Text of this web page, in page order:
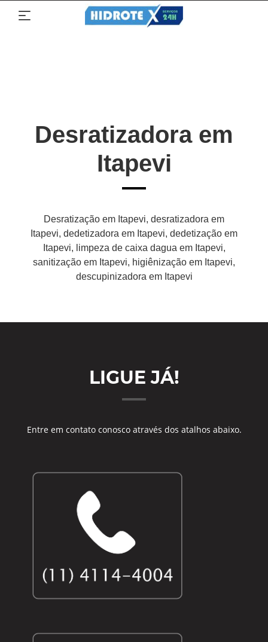
Desratizadora em
Itapevi
Desratização em Itapevi, desratizadora em
Itapevi, dedetizadora em Itapevi, dedetização em
Itapevi, limpeza de caixa dagua em Itapevi,
sanitização em Itapevi, higiênização em Itapevi,
descupinizadora em Itapevi
LIGUE JÁ!
Entre em contato conosco através dos atalhos abaixo.